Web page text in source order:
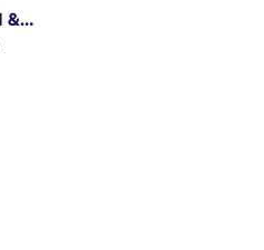
Director, PE Business Partner - AI & UGC